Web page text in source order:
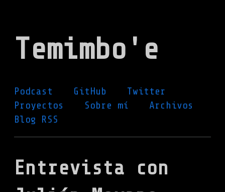
al
contenido
principal
Temimbo'e
Podcast GitHub
Twitter
Proyectos
Sobre mí
Archivos
Blog RSS
Entrevista con